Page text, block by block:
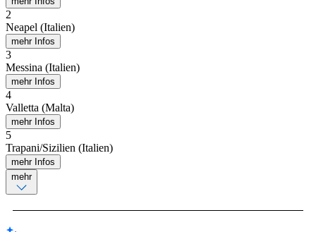
2
Neapel (Italien)
mehr Infos
3
Messina (Italien)
mehr Infos
4
Valletta (Malta)
mehr Infos
5
Trapani/Sizilien (Italien)
mehr Infos
mehr